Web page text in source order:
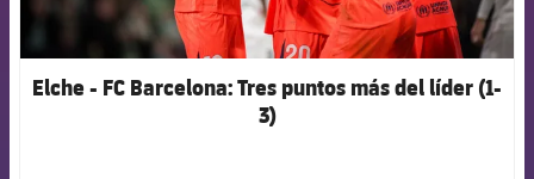
Elche - FC Barcelona: Tres puntos más del líder (1-
3)